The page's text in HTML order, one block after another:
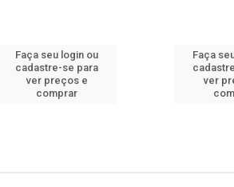
Faça seu login ou
cadastre-se para
ver preços e
comprar
Faça
ver